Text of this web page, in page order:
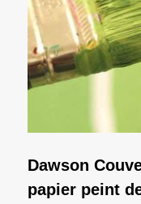
Dawson
papier peint